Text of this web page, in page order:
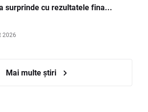
surprinde cu rezultatele fina...
2026
Mai multe știri